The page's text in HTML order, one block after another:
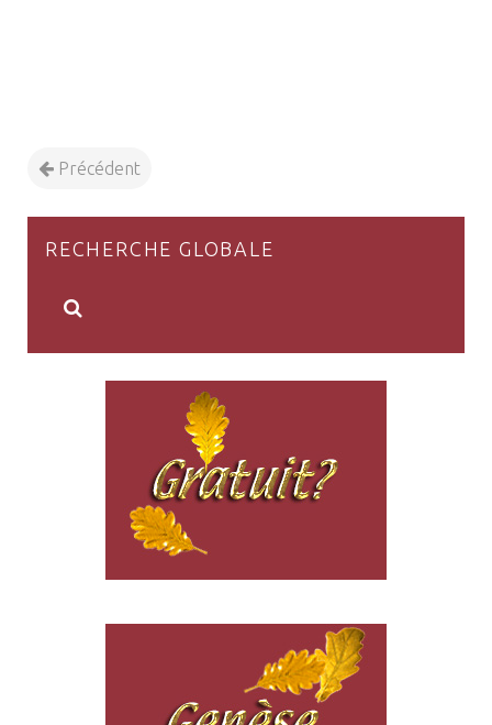
Précédent
RECHERCHE GLOBALE